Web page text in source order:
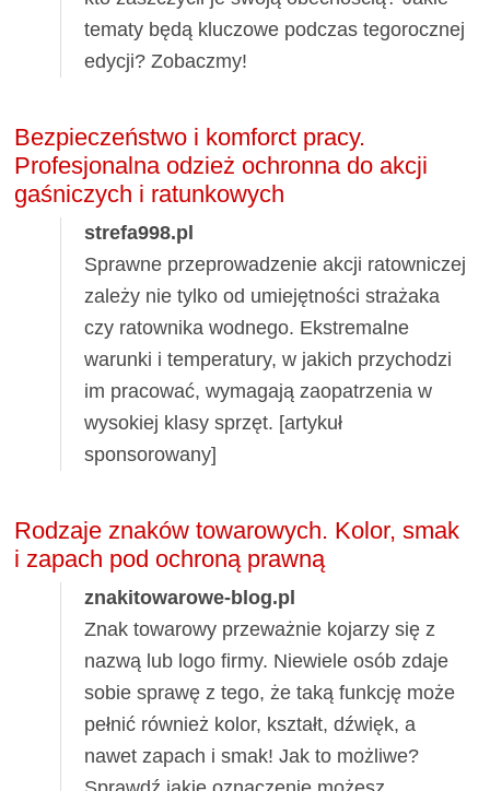
tematy będą kluczowe podczas tegorocznej
edycji? Zobaczmy!
Bezpieczeństwo i komforct pracy.
Profesjonalna odzież ochronna do akcji
gaśniczych i ratunkowych
strefa998.pl
Sprawne przeprowadzenie akcji ratowniczej
zależy nie tylko od umiejętności strażaka
czy ratownika wodnego. Ekstremalne
warunki i temperatury, w jakich przychodzi
im pracować, wymagają zaopatrzenia w
wysokiej klasy sprzęt. [artykuł
sponsorowany]
Rodzaje znaków towarowych. Kolor, smak
i zapach pod ochroną prawną
znakitowarowe-blog.pl
Znak towarowy przeważnie kojarzy się z
nazwą lub logo firmy. Niewiele osób zdaje
sobie sprawę z tego, że taką funkcję może
pełnić również kolor, kształt, dźwięk, a
nawet zapach i smak! Jak to możliwe?